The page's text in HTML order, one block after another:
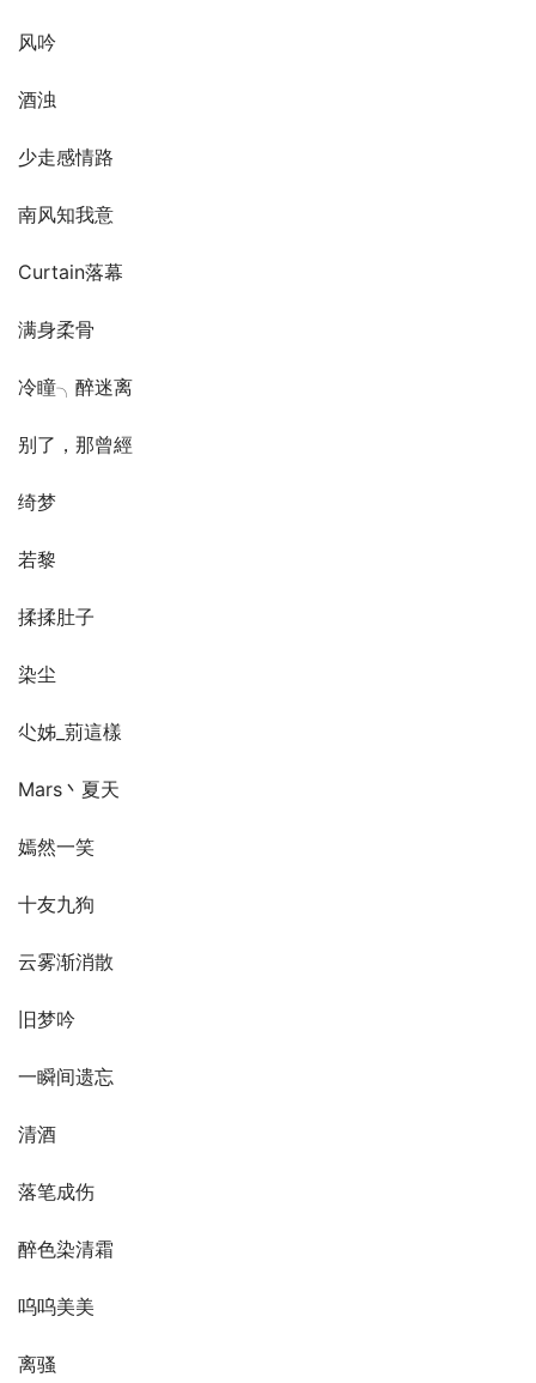
风吟
酒浊
少走感情路
南风知我意
Curtain落幕
满身柔骨
冷瞳╮醉迷离
别了，那曾經
绮梦
若黎
揉揉肚子
染尘
尐姊_莂這樣
Mars丶夏天
嫣然一笑
十友九狗
云雾渐消散
旧梦吟
一瞬间遗忘
清酒
落笔成伤
醉色染清霜
呜呜美美
离骚